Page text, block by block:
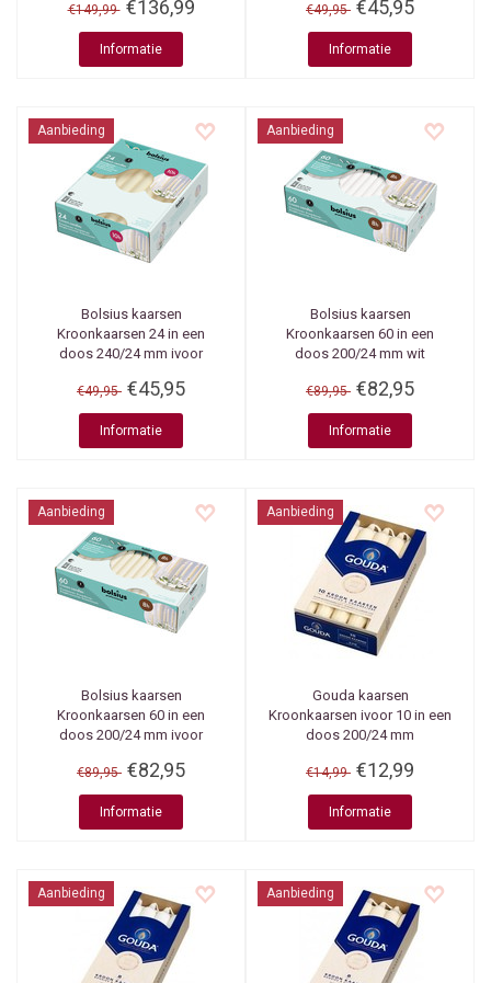
€149,99 €136,99
Informatie
€49,95 €45,95
Informatie
Aanbieding
Bolsius kaarsen
Kroonkaarsen 24 in een
doos 240/24 mm ivoor
€49,95 €45,95
Informatie
Aanbieding
Bolsius kaarsen
Kroonkaarsen 60 in een
doos 200/24 mm wit
€89,95 €82,95
Informatie
Aanbieding
Bolsius kaarsen
Kroonkaarsen 60 in een
doos 200/24 mm ivoor
€89,95 €82,95
Informatie
Aanbieding
Gouda kaarsen
Kroonkaarsen ivoor 10 in een
doos 200/24 mm
€14,99 €12,99
Informatie
Aanbieding Aanbieding